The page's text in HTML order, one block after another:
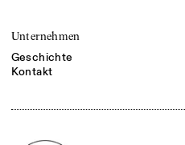
Unternehmen
Geschichte
Kontakt